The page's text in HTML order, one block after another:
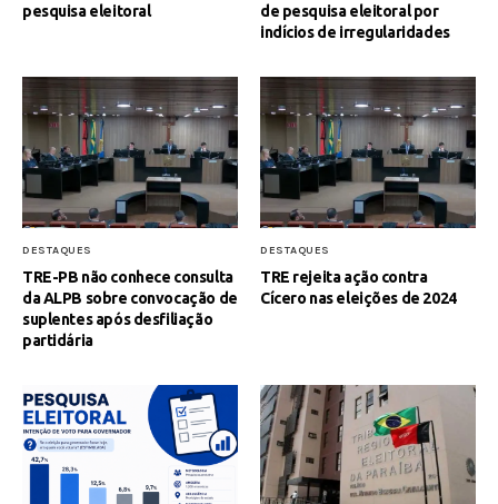
pesquisa eleitoral
de pesquisa eleitoral por
indícios de irregularidades
DESTAQUES
TRE-PB não conhece consulta
da ALPB sobre convocação de
suplentes após desfiliação
partidária
DESTAQUES
TRE rejeita ação contra
Cícero nas eleições de 2024